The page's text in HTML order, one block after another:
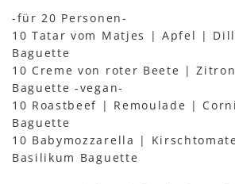
-für 20 Personen-
10 Tatar vom Matjes | Apfel | Dill
Baguette
10 Creme von roter Beete |
Baguette -vegan-
10 Roastbeef | Remoulade |
Baguette
10 Babymozzarella |
Basilikum Baguette